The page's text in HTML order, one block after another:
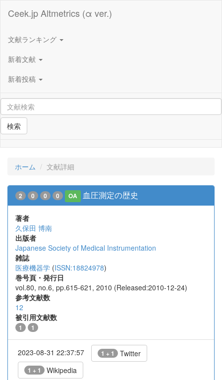
Ceek.jp Altmetrics (α ver.)
文献ランキング
新着文献
新着投稿
検索
ホーム 文献詳細
2 0 0 0 OA 血圧測定の歴史
著者
久保田 博南
出版者
Japanese Society of Medical Instrumentation
雑誌
医療機器学 (ISSN:18824978)
巻号頁・発行日
vol.80, no.6, pp.615-621, 2010 (Released:2010-12-24)
参考文献数
12
被引用文献数
1 1
2023-08-31 22:37:57 1 + 1 Twitter
1 + 1 Wikipedia